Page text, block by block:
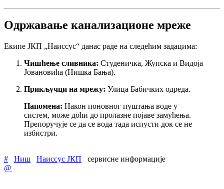
Одржавање канализационе мреже
Екипе ЈКП „Наиссус“ данас раде на следећим задацима:
Чишћење сливника: Студеничка, Жупска и Видоја
Јовановића (Нишка Бања).
Прикључци на мрежу: Улица Бабичких одреда.
Напомена: Након поновног пуштања воде у
систем, може доћи до пролазне појаве замућења.
Препоручује се да се вода тада испусти док се не
избистри.
# Ниш Наиссус ЈКП
сервисне информације
@